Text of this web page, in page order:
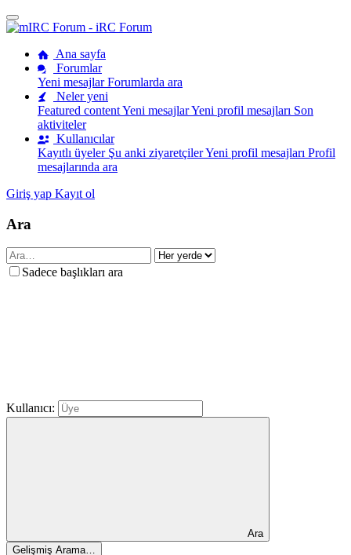
Ana sayfa
Forumlar
Yeni mesajlarForumlarda ara
Neler yeni
Featured contentYeni mesajlarYeni profil mesajları Son
aktiviteler
Kullanıcılar
Kayıtlı üyeler Şu anki ziyaretçilerYeni profil mesajları Profil
mesajlarında ara
Giriş yap Kayıt ol
Ara
Sadece başlıkları ara
Kullanıcı:
Ara
Gelişmiş Arama…